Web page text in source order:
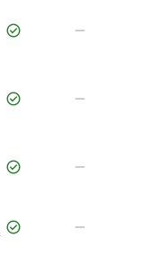
check_circle remove
check_circle remove
check_circle remove
check_circle remove